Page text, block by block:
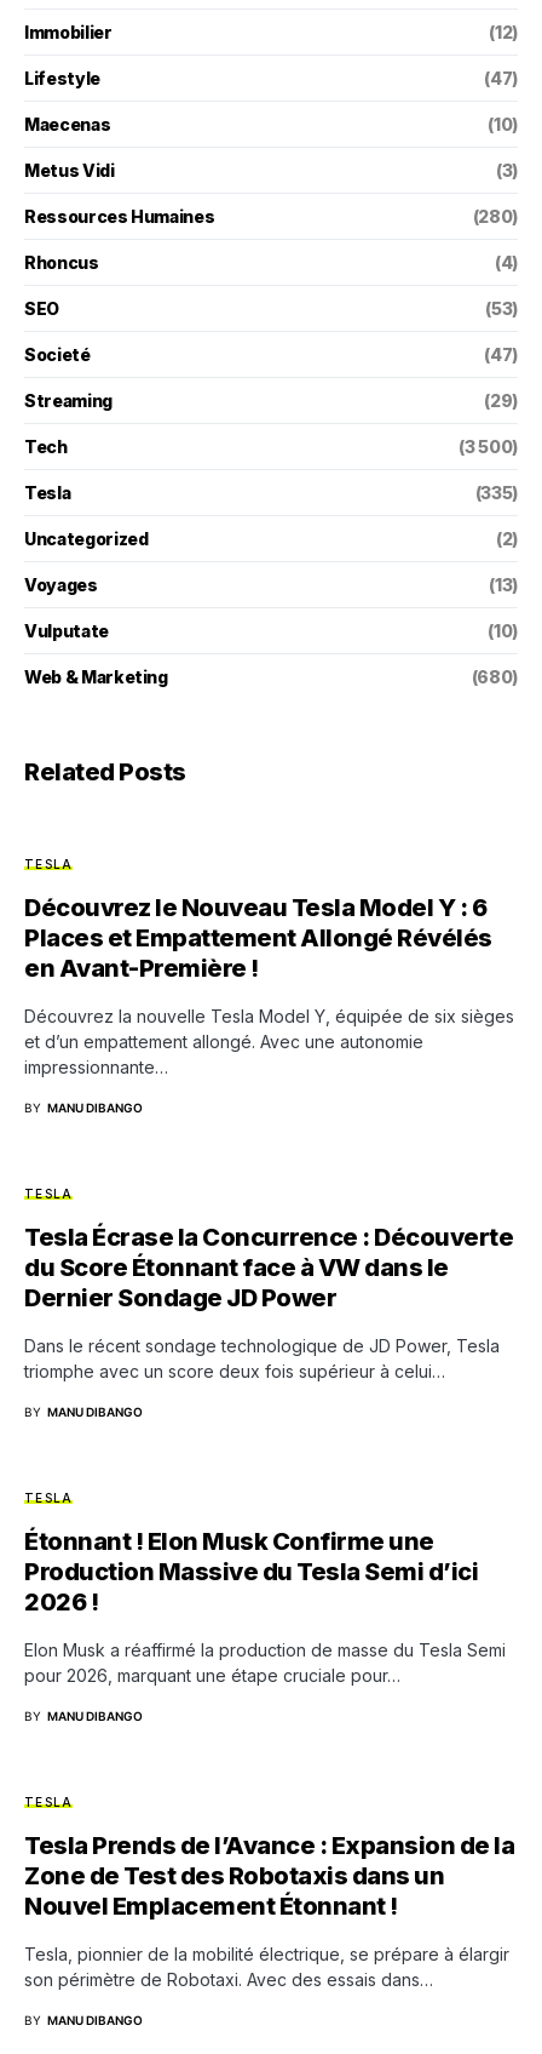
Immobilier (12)
Lifestyle (47)
Maecenas (10)
Metus Vidi (3)
Ressources Humaines (280)
Rhoncus (4)
SEO (53)
Societé (47)
Streaming (29)
Tech (3 500)
Tesla (335)
Uncategorized (2)
Voyages (13)
Vulputate (10)
Web & Marketing (680)
Related Posts
TESLA
Découvrez le Nouveau Tesla Model Y : 6
Places et Empattement Allongé Révélés
en Avant-Première !
Découvrez la nouvelle Tesla Model Y, équipée de six sièges
et d’un empattement allongé. Avec une autonomie
impressionnante…
BY MANU DIBANGO
TESLA
Tesla Écrase la Concurrence : Découverte
du Score Étonnant face à VW dans le
Dernier Sondage JD Power
Dans le récent sondage technologique de JD Power, Tesla
triomphe avec un score deux fois supérieur à celui…
BY MANU DIBANGO
TESLA
Étonnant ! Elon Musk Confirme une
Production Massive du Tesla Semi d’ici
2026 !
Elon Musk a réaffirmé la production de masse du Tesla Semi
pour 2026, marquant une étape cruciale pour…
BY MANU DIBANGO
TESLA
Tesla Prends de l’Avance : Expansion de la
Zone de Test des Robotaxis dans un
Nouvel Emplacement Étonnant !
Tesla, pionnier de la mobilité électrique, se prépare à élargir
son périmètre de Robotaxi. Avec des essais dans…
BY MANU DIBANGO